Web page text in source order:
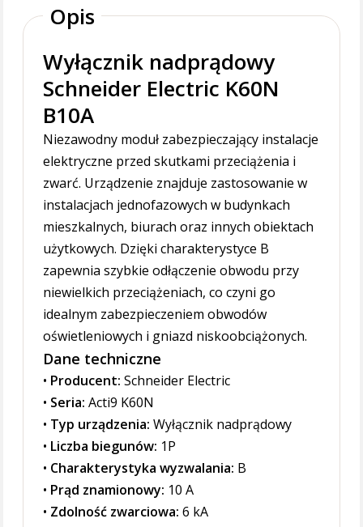
Opis
Wyłącznik nadprądowy
Schneider Electric K60N
B10A
Niezawodny moduł zabezpieczający instalacje
elektryczne przed skutkami przeciążenia i
zwarć. Urządzenie znajduje zastosowanie w
instalacjach jednofazowych w budynkach
mieszkalnych, biurach oraz innych obiektach
użytkowych. Dzięki charakterystyce B
zapewnia szybkie odłączenie obwodu przy
niewielkich przeciążeniach, co czyni go
idealnym zabezpieczeniem obwodów
oświetleniowych i gniazd niskoobciążonych.
Dane techniczne
• Producent: Schneider Electric
• Seria: Acti9 K60N
• Typ urządzenia: Wyłącznik nadprądowy
• Liczba biegunów: 1P
• Charakterystyka wyzwalania: B
• Prąd znamionowy: 10 A
• Zdolność zwarciowa: 6 kA